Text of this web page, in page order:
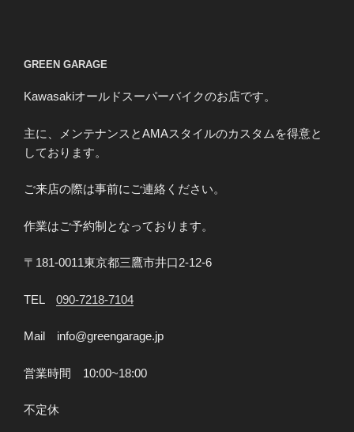
GREEN GARAGE
Kawasakiオールドスーパーバイクのお店です。
主に、メンテナンスとAMAスタイルのカスタムを得意と
しております。
ご来店の際は事前にご連絡ください。
作業はご予約制となっております。
〒181-0011東京都三鷹市井口2-12-6
TEL 090-7218-7104
Mail info@greengarage.jp
営業時間 10:00~18:00
不定休